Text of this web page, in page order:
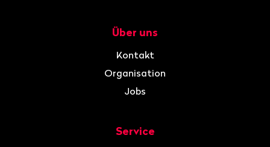
Über uns
Kontakt
Organisation
Jobs
Service